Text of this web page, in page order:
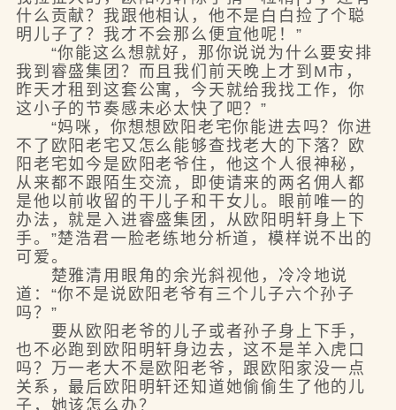
什么贡献？我跟他相认，他不是白白捡了个聪
明儿子了？我才不会那么便宜他呢！”
“你能这么想就好，那你说说为什么要安排
我到睿盛集团？而且我们前天晚上才到M市，
昨天才租到这套公寓，今天就给我找工作，你
这小子的节奏感未必太快了吧？”
“妈咪，你想想欧阳老宅你能进去吗？你进
不了欧阳老宅又怎么能够查找老大的下落？欧
阳老宅如今是欧阳老爷住，他这个人很神秘，
从来都不跟陌生交流，即使请来的两名佣人都
是他以前收留的干儿子和干女儿。眼前唯一的
办法，就是入进睿盛集团，从欧阳明轩身上下
手。”楚浩君一脸老练地分析道，模样说不出的
可爱。
楚雅清用眼角的余光斜视他，冷冷地说
道：“你不是说欧阳老爷有三个儿子六个孙子
吗？”
要从欧阳老爷的儿子或者孙子身上下手，
也不必跑到欧阳明轩身边去，这不是羊入虎口
吗？万一老大不是欧阳老爷，跟欧阳家没一点
关系，最后欧阳明轩还知道她偷偷生了他的儿
子，她该怎么办？